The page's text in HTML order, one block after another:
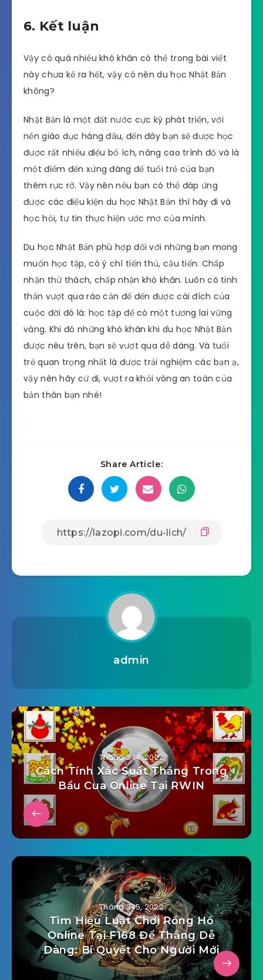
6. Kết luận
Vậy có quá nhiều khó khăn có thể trong bài viết
này chưa kể ra hết, vậy có nên du học Nhật Bản
không?
Nhật Bản là một đất nước cực kỳ phát triển, với
nền giáo dục hàng đầu, đến đây bạn sẽ được học
được rất nhiều điều bổ ích, nâng cao trình độ và là
một điểm đến xứng đáng để tuổi trẻ của bạn
thêm rực rỡ. Vậy nên nếu bạn có thể đáp ứng
được các điều kiện du học Nhật Bản thì hãy đi và
học hỏi, tự tin thực hiện ước mơ của mình.
Du học Nhật Bản phù hợp đối với những bạn mong
muốn học tập, có ý chí tiến thủ, cầu tiến. Chấp
nhận thử thách, chấp nhận khó khăn. Luôn có tinh
thần vượt qua rào cản để đến được cái đích của
cuộc đời đó là: học tập để có một tương lai vững
vàng. Khi đó những khó khăn khi du học Nhật Bản
được nêu trên, bạn sẽ vượt qua dễ dàng. Và tuổi
trẻ quan trọng nhất là được trải nghiệm các bạn ạ,
vậy nên hãy cứ đi, vượt ra khỏi vòng an toàn của
bản thân bạn nhé!
Share Article:
admin
Tháng 3 14, 2022
Cách Tính Xác Suất Thắng Trong
Bầu Cua Online Tại RWIN
Tháng 3 15, 2022
Tìm Hiểu Luật Chơi Rồng Hổ
Online Tại F168 Để Thắng Dễ
Dàng: Bí Quyết Cho Người Mới